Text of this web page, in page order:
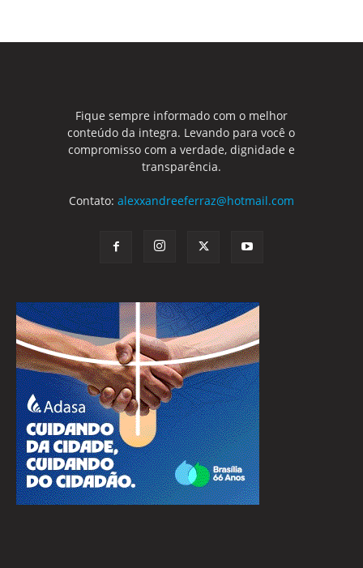
Fique sempre informado com o melhor
conteúdo da integra. Levando para você o
compromisso com a verdade, dignidade e
transparência.
Contato: alexxandreeferraz@hotmail.com